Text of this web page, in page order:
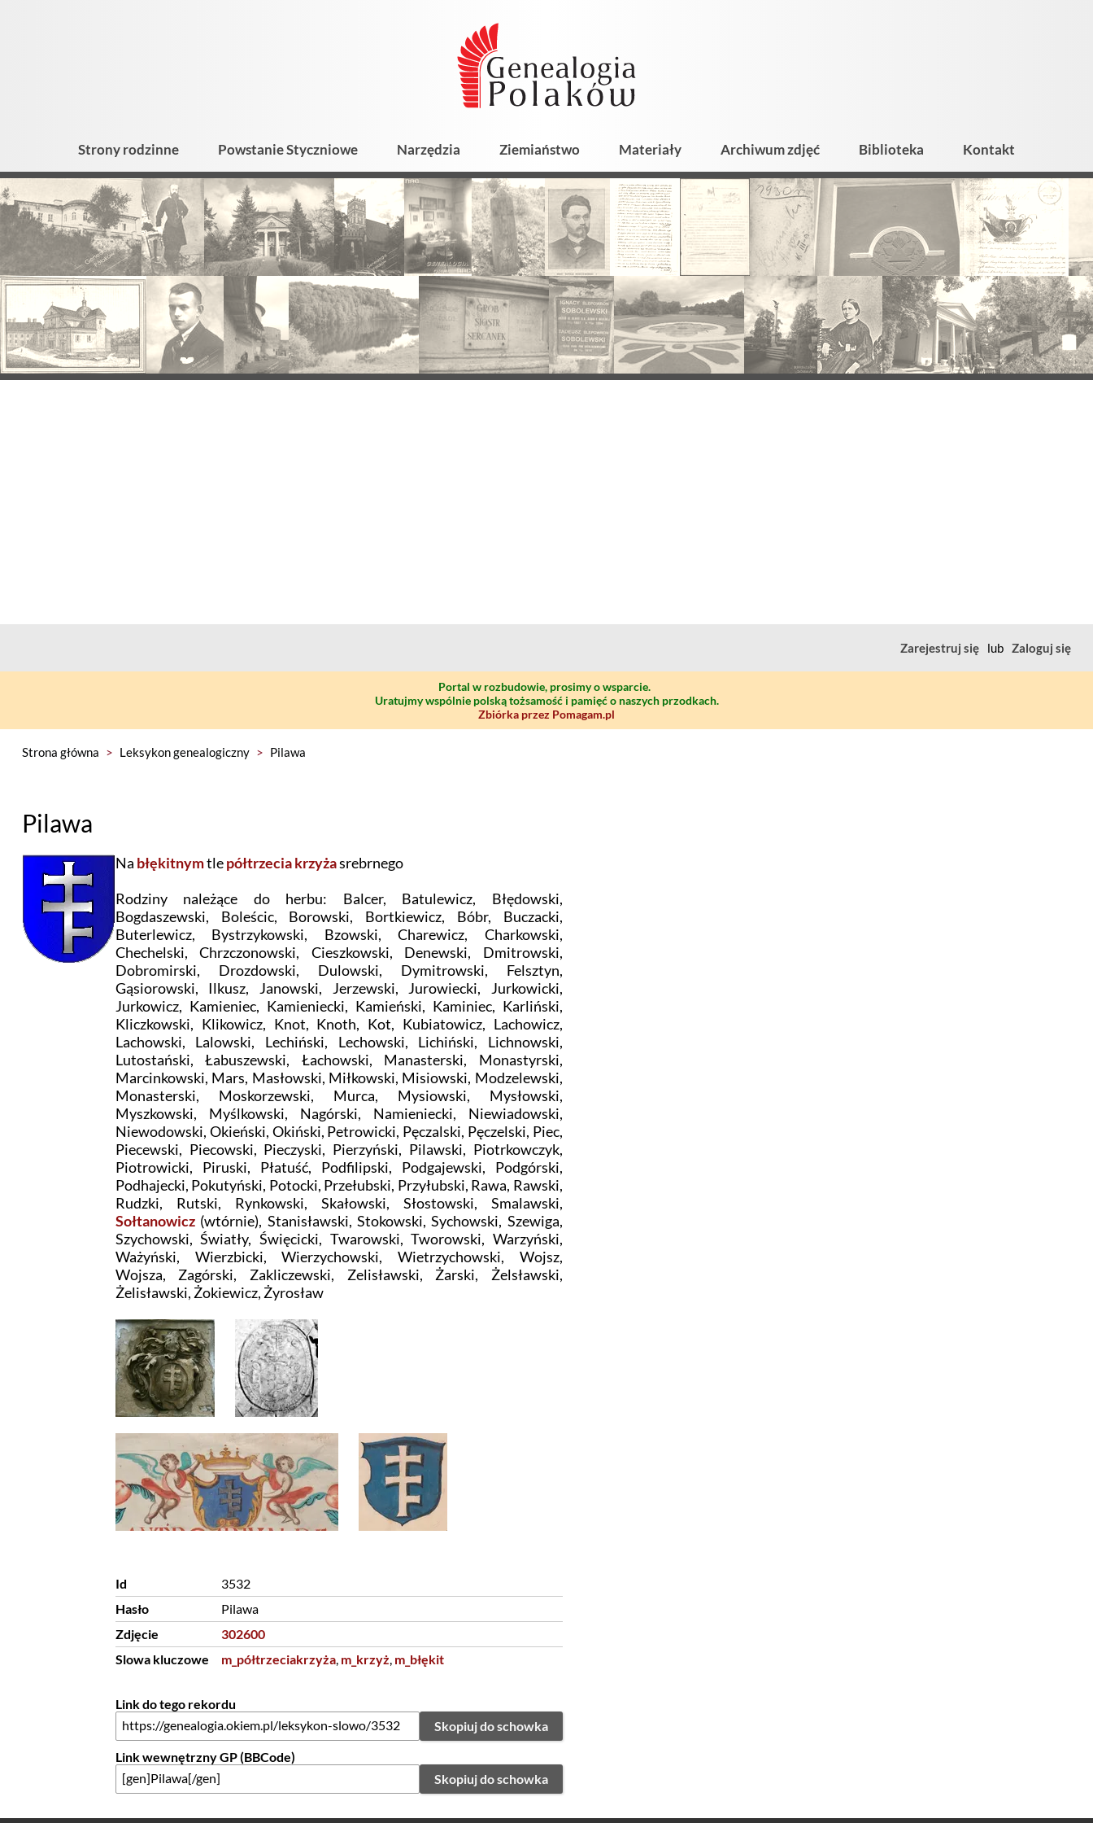
Strony rodzinne Powstanie Styczniowe Narzędzia Ziemiaństwo Materiały Archiwum zdjęć Biblioteka Kontakt
Zarejestruj się lub Zaloguj się
Portal w rozbudowie, prosimy o wsparcie.
Uratujmy wspólnie polską tożsamość i pamięć o naszych przodkach.
Zbiórka przez Pomagam.pl
Strona główna > Leksykon genealogiczny > Pilawa
Pilawa
Na błękitnymtlepółtrzecia krzyżasrebrnego
Rodziny należące do herbu: Balcer, Batulewicz, Błędowski,
Bogdaszewski, Boleścic, Borowski, Bortkiewicz, Bóbr, Buczacki,
Buterlewicz, Bystrzykowski, Bzowski, Charewicz, Charkowski,
Chechelski, Chrzczonowski, Cieszkowski, Denewski, Dmitrowski,
Dobromirski, Drozdowski, Dulowski, Dymitrowski, Felsztyn,
Gąsiorowski, Ilkusz, Janowski, Jerzewski, Jurowiecki, Jurkowicki,
Jurkowicz, Kamieniec, Kamieniecki, Kamieński, Kaminiec, Karliński,
Kliczkowski, Klikowicz, Knot, Knoth, Kot, Kubiatowicz, Lachowicz,
Lachowski, Lalowski, Lechiński, Lechowski, Lichiński, Lichnowski,
Lutostański, Łabuszewski, Łachowski, Manasterski, Monastyrski,
Marcinkowski, Mars, Masłowski, Miłkowski, Misiowski, Modzelewski,
Monasterski, Moskorzewski, Murca, Mysiowski, Mysłowski,
Myszkowski, Myślkowski, Nagórski, Namieniecki, Niewiadowski,
Niewodowski, Okieński, Okiński, Petrowicki, Pęczalski, Pęczelski, Piec,
Piecewski, Piecowski, Pieczyski, Pierzyński, Pilawski, Piotrkowczyk,
Piotrowicki, Piruski, Płatuść, Podfilipski, Podgajewski, Podgórski,
Podhajecki, Pokutyński, Potocki, Przełubski, Przyłubski, Rawa, Rawski,
Rudzki, Rutski, Rynkowski, Skałowski, Słostowski, Smalawski,
Sołtanowicz(wtórnie), Stanisławski, Stokowski, Sychowski, Szewiga,
Szychowski, Światły, Święcicki, Twarowski, Tworowski, Warzyński,
Ważyński, Wierzbicki, Wierzychowski, Wietrzychowski, Wojsz,
Wojsza, Zagórski, Zakliczewski, Zelisławski, Żarski, Żelsławski,
Żelisławski, Żokiewicz, Żyrosław
Id
3532
Hasło
Pilawa
Zdjęcie
302600
Slowa kluczowe
m_półtrzeciakrzyża, m_krzyż, m_błękit
Link do tego rekordu
Skopiuj do schowka
Link wewnętrzny GP (BBCode)
Skopiuj do schowka